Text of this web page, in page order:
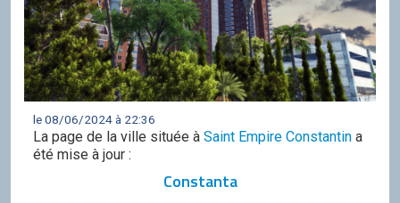
le 08/06/2024 à 22:36
La page de la ville située à Saint Empire Constantin a
été mise à jour :
Constanta